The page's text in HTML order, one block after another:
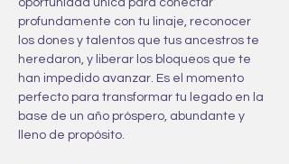
oportunidad única para conectar
profundamente con tu linaje, reconocer
los dones y talentos que tus ancestros te
heredaron, y liberar los bloqueos que te
han impedido avanzar. Es el momento
perfecto para transformar tu legado en la
base de un año próspero, abundante y
lleno de propósito.